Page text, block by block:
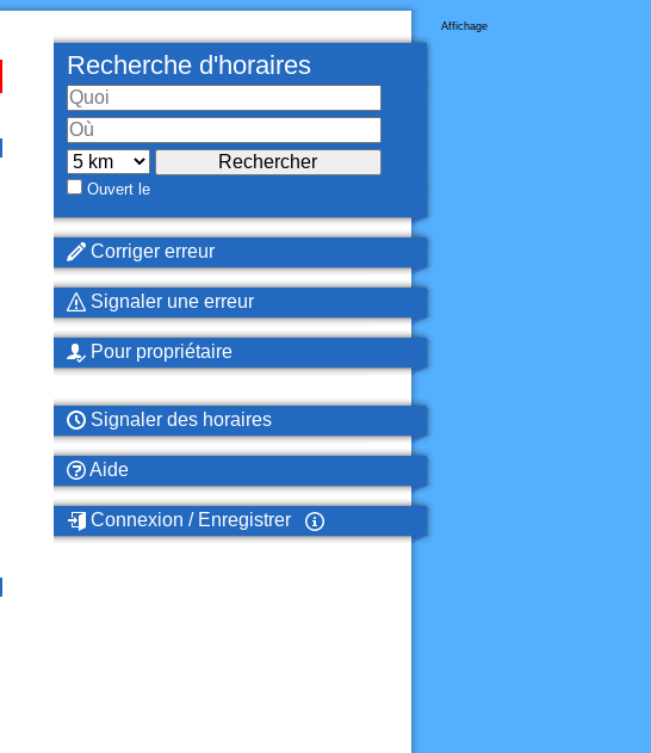
Affichage
Recherche d'horaires
Ouvert le
Corriger erreur
Signaler une erreur
Pour propriétaire
Signaler des horaires
Aide
Connexion / Enregistrer